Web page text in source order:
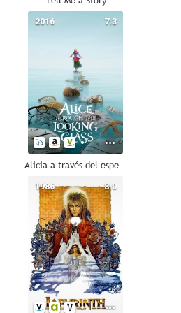
7.3
2016
Alicia a través del espejo
8.0
1986